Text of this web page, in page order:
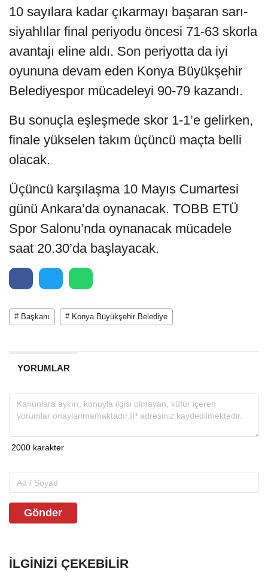
10 sayılara kadar çıkarmayı başaran sarı-
siyahlılar final periyodu öncesi 71-63 skorla
avantajı eline aldı. Son periyotta da iyi
oyununa devam eden Konya Büyükşehir
Belediyespor mücadeleyi 90-79 kazandı.
Bu sonuçla eşleşmede skor 1-1’e gelirken,
finale yükselen takım üçüncü maçta belli
olacak.
Üçüncü karşılaşma 10 Mayıs Cumartesi
günü Ankara’da oynanacak. TOBB ETÜ
Spor Salonu’nda oynanacak mücadele
saat 20.30’da başlayacak.
# Başkanı # Konya Büyükşehir Belediye
YORUMLAR
Gönder
İLGINIZI ÇEKEBILIR